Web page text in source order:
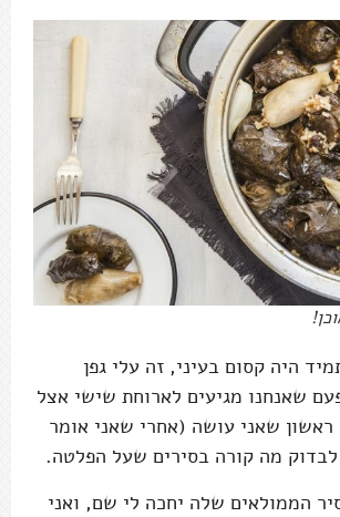
היה קסום בעיני, זה עלי גפן
שאנחנו מגיעים לארוחת שישי אצל
שאני עושה (אחרי שאני אומר
לבדוק מה קורה בסירים שעל הפלטה.
הממולאים שלה יחכה לי שם, ואני